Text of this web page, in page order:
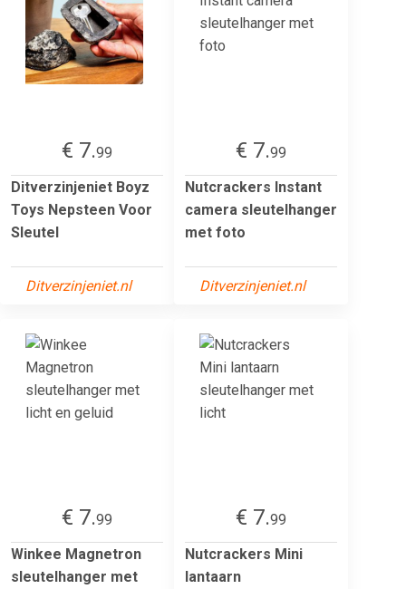
€ 7.99
Ditverzinjeniet Boyz
Toys Nepsteen Voor
Sleutel
Ditverzinjeniet.nl
€ 7.99
Nutcrackers Instant
camera sleutelhanger
met foto
Ditverzinjeniet.nl
€ 7.99
Winkee Magnetron
sleutelhanger met
€ 7.99
Nutcrackers Mini
lantaarn